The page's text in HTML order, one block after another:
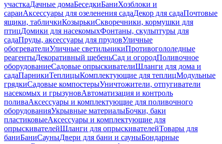
участкаДачные домаБеседкиБаниХозблоки и
сараиАксессуары для озеленения садаДекор для садаПочтовые
ящики, табличкиКозырькиСкворечники, кормушки для
птицДомики для насекомыхФонтаны, скульптуры для
садаПруды, аксессуары для прудовУличные
обогревателиУличные светильникиПротивогололедные
реагентыДекоративный щебеньСад и огородПоливочное
оборудованиеСадовые опрыскивателиШланги для дома и
садаПарникиТеплицыКомплектующие для теплицМодульные
грядкиСадовые компостерыУничтожители, отпугиватели
насекомых и грызуновАвтоматизация и контроль
поливаАксессуары и комплектующие для поливочного
оборудованияУкрывные материалыБочки, баки
пластиковыеАксессуары и комплектующие для
опрыскивателейШланги для опрыскивателейТовары для
баниБаниСауныДвери для бани и сауныБондарные